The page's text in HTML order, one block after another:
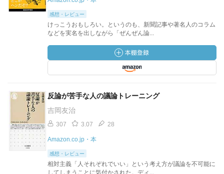
感想・レビュー
けっこうおもしろい。というのも、新聞記事や著名人のコラム
などを実名を出しながら「ぜんぜん論...
反論が苦手な人の議論トレーニング
吉岡友治
307 3.07 28
Amazon.co.jp・本
感想・レビュー
相対主義「人それぞれでいい」という考え方が議論を不可能に
してしまうことに気付かされた。ディ...